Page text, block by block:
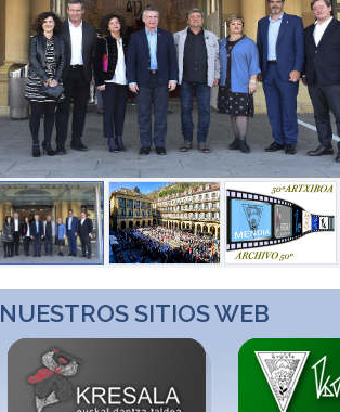
NUESTROS SITIOS WEB